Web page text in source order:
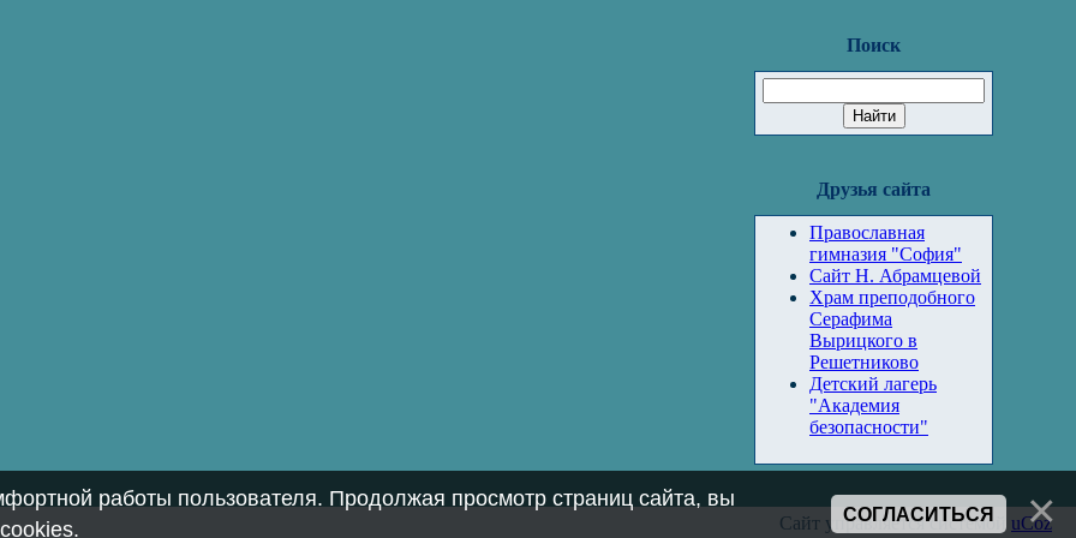
Поиск
Друзья сайта
Православная
гимназия "София"
Сайт Н. Абрамцевой
Храм преподобного
Серафима
Вырицкого в
Решетниково
Детский лагерь
"Академия
безопасности"
Сайт управляется системой uCoz
работы пользователя. Продолжая просмотр страниц сайта, вы
.
СОГЛАСИТЬСЯ